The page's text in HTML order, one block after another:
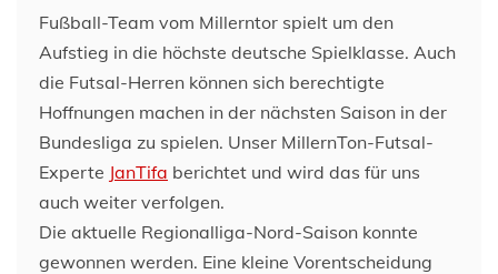
Fußball-Team vom Millerntor spielt um den
Aufstieg in die höchste deutsche Spielklasse. Auch
die Futsal-Herren können sich berechtigte
Hoffnungen machen in der nächsten Saison in der
Bundesliga zu spielen. Unser MillernTon-Futsal-
Experte JanTifa berichtet und wird das für uns
auch weiter verfolgen.
Die aktuelle Regionalliga-Nord-Saison konnte
gewonnen werden. Eine kleine Vorentscheidung